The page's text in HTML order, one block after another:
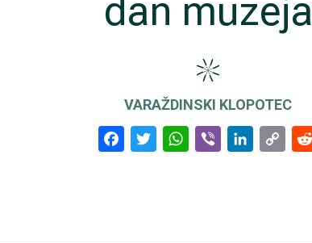
dan muzeja
VARAŽDINSKI KLOPOTEC
Facebook
Twitter
WhatsApp
Viber